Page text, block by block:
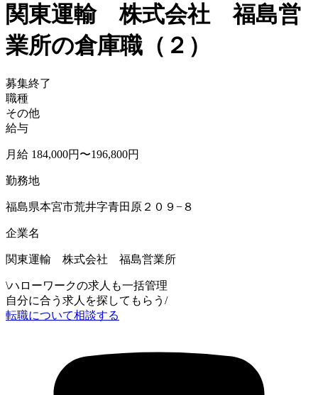
関東運輸 株式会社 福島営
業所の倉庫職（２）
募集終了
職種
その他
給与
月給 184,000円〜196,800円
勤務地
福島県本宮市荒井字青田原２０９−８
企業名
関東運輸 株式会社 福島営業所
\ハローワークの求人も一括管理
自分に合う求人を探してもらう /
転職について相談する